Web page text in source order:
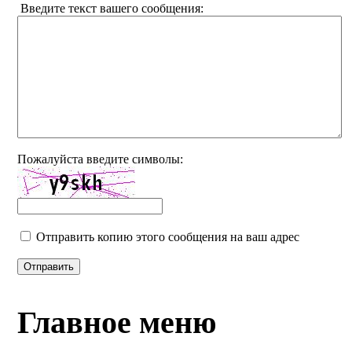
Введите текст вашего сообщения:
Пожалуйста введите символы:
Отправить копию этого сообщения на ваш адрес
Отправить
Главное меню